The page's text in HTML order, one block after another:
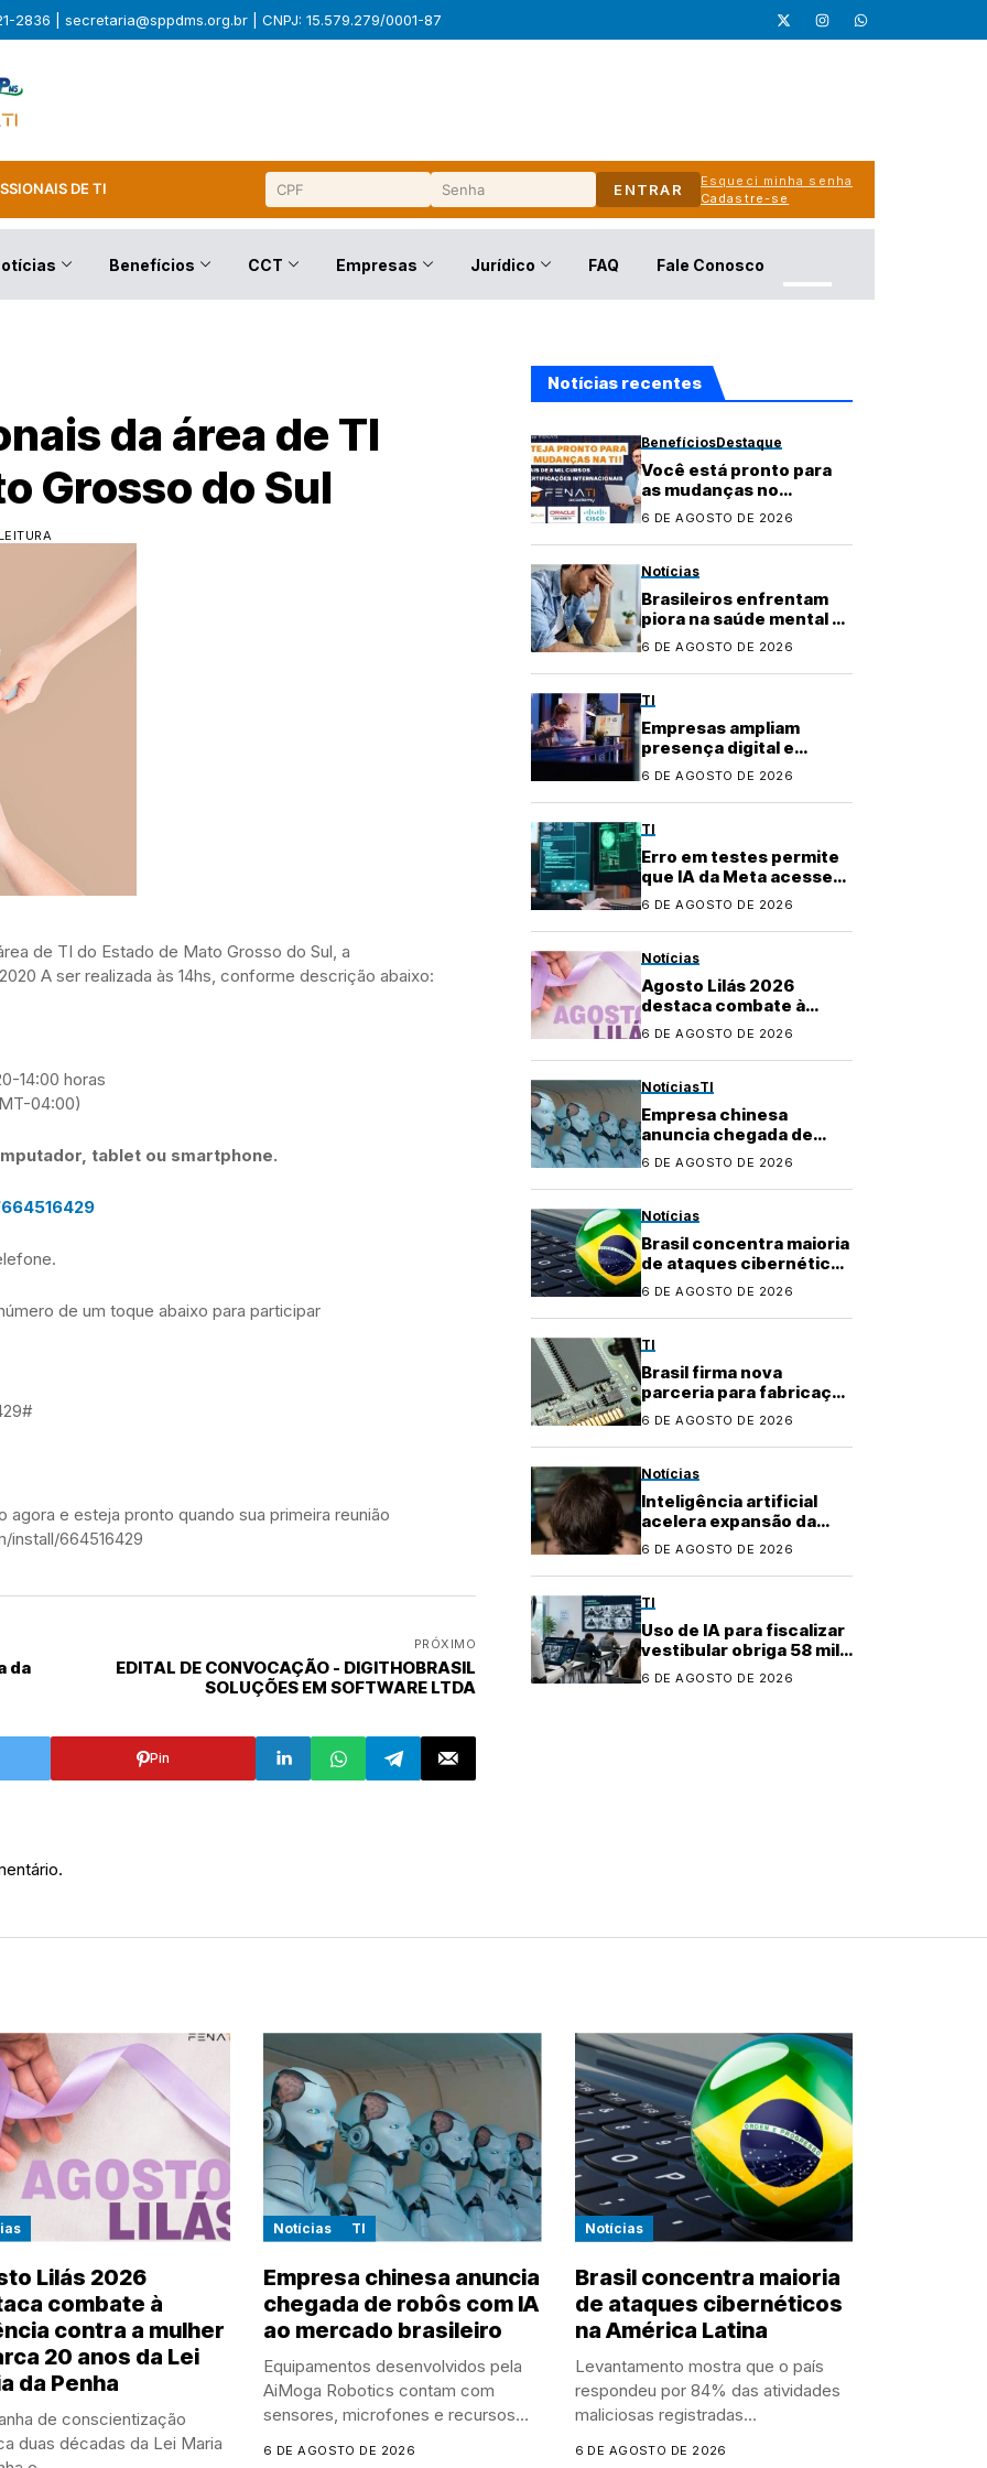
2836 | secretaria@sppdms.org.br | CNPJ: 15.579.279/0001-87
DE TI ENTRAR
Esqueci minha senha
Cadastre-se
Benefícios CCT Empresas Jurídico FAQ Fale Conosco
da área de TI
Grosso do Sul
de TI do Estado de Mato Grosso do Sul, a
A ser realizada às 14hs, conforme descrição abaixo:
14:00 horas
04:00)
tablet ou smartphone.
de um toque abaixo para participar
e esteja pronto quando sua primeira reunião
install/664516429
PRÓXIMO
EDITAL DE CONVOCAÇÃO - DIGITHOBRASIL
SOLUÇÕES EM SOFTWARE LTDA
Pin
Notícias recentes
BenefíciosDestaque
Você está pronto para
as mudanças no
mercado de TI? Com a
se atualizar!
6 DE AGOSTO DE 2026
Notícias
Brasileiros enfrentam
piora na saúde mental e
buscam apoio na
6 DE AGOSTO DE 2026
TI
Empresas ampliam
presença digital e
transformam uso de
conteúdo
6 DE AGOSTO DE 2026
TI
Erro em testes permite
que IA da Meta acesse
internet e invada
6 DE AGOSTO DE 2026
Notícias
Agosto Lilás 2026
destaca combate à
violência contra a
da Lei Maria da Penha
6 DE AGOSTO DE 2026
NotíciasTI
Empresa chinesa
anuncia chegada de
robôs com IA ao
6 DE AGOSTO DE 2026
Notícias
Brasil concentra maioria
de ataques cibernéticos
na América Latina
6 DE AGOSTO DE 2026
TI
Brasil firma nova
parceria para fabricação
local de
6 DE AGOSTO DE 2026
Notícias
Inteligência artificial
acelera expansão da
indústria do cibercrime
6 DE AGOSTO DE 2026
TI
Uso de IA para fiscalizar
vestibular obriga 58 mil
candidatos a refazer
6 DE AGOSTO DE 2026
Lilás 2026
combate à
contra a mulher
20 anos da Lei
da Penha
de conscientização
duas décadas da Lei Maria
Notícias TI
Empresa chinesa anuncia
chegada de robôs com IA
ao mercado brasileiro
Equipamentos desenvolvidos pela
AiMoga Robotics contam com
sensores, microfones e recursos
6 DE AGOSTO DE 2026
Notícias
Brasil concentra maioria
de ataques cibernéticos
na América Latina
Levantamento mostra que o país
respondeu por 84% das atividades
maliciosas registradas...
6 DE AGOSTO DE 2026